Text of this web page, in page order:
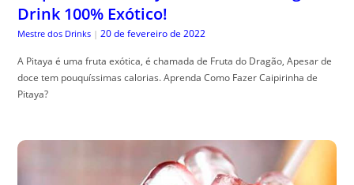
Drink 100% Exótico!
Mestre dos Drinks | 20 de fevereiro de 2022
A Pitaya é uma fruta exótica, é chamada de Fruta do Dragão, Apesar de
doce tem pouquíssimas calorias. Aprenda Como Fazer Caipirinha de
Pitaya?